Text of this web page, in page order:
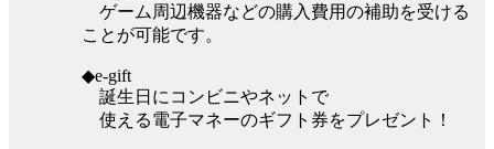
ゲーム周辺機器などの購入費用の補助を受ける
ことが可能です。
◆e-gift
誕生日にコンビニやネットで
使える電子マネーのギフト券をプレゼント！